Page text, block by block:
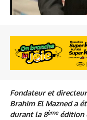
Fondateur et
Brahim El Mazned a
durant la 8èmeédition